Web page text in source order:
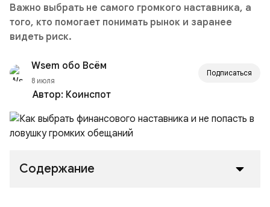
Важно выбрать не самого громкого наставника, а
того, кто помогает понимать рынок и заранее
видеть риск.
Wsem обо Всём
8 июля
Подписаться
Автор: Коинспот
Содержание